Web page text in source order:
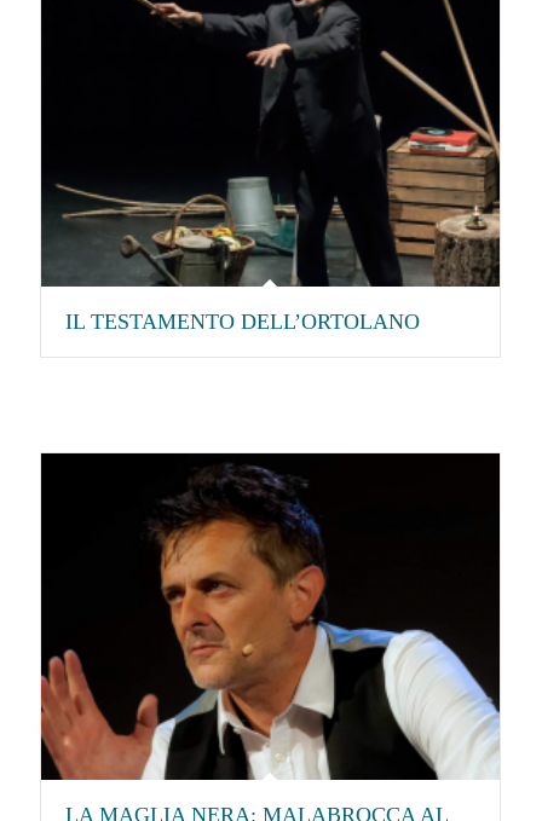
IL TESTAMENTO DELL’ORTOLANO
LA MAGLIA NERA: MALABROCCA AL